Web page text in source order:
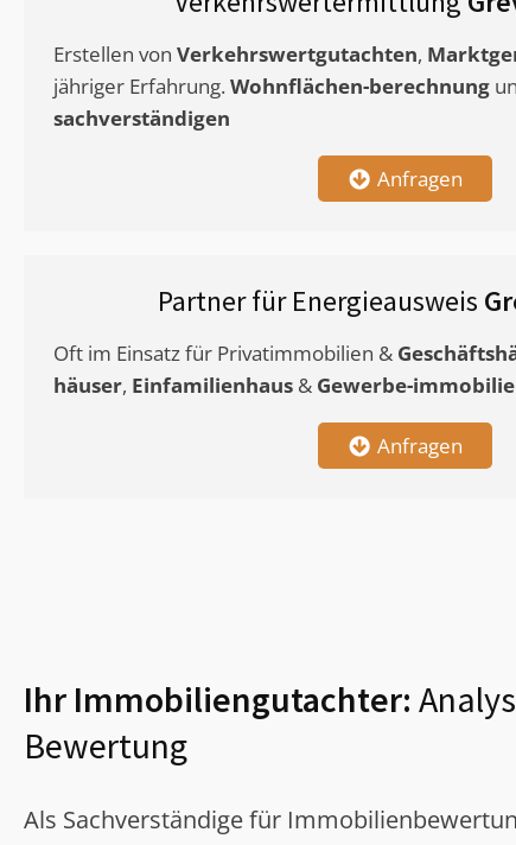
Erstellen von Verkehrswertgutachten,
jähriger Erfahrung. Wohnflächen-berechnung
sachverständigen
Anfragen
Partner für Energieausweis
Oft im Einsatz für Privatimmobilien &
häuser, Einfamilienhaus & Gewerbe-
Anfragen
Ihr Immobiliengutachter:
Bewertung
Als Sachverständige für